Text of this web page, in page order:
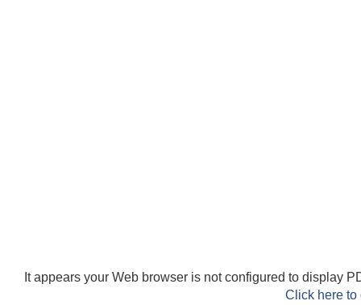
It appears your Web browser is not configured to display
Click here